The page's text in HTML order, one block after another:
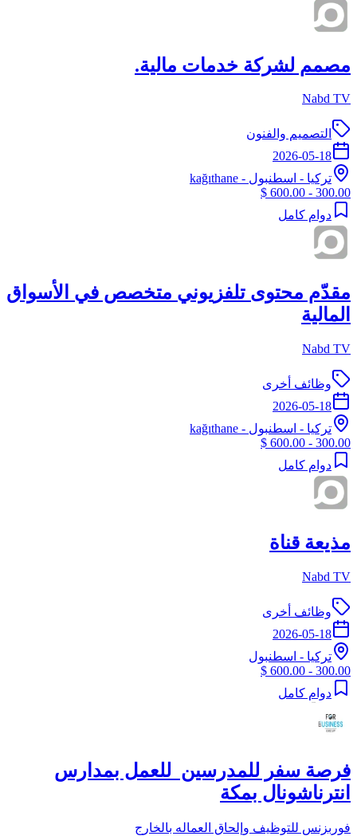
مصمم لشركة خدمات مالية.
Nabd TV
التصميم والفنون
2026-05-18
تركيا - اسطنبول - kağıthane
300.00 - 600.00 $
دوام كامل
مقدّم محتوى تلفزيوني متخصص في الأسواق
المالية
Nabd TV
وظائف أخرى
2026-05-18
تركيا - اسطنبول - kağıthane
300.00 - 600.00 $
دوام كامل
مذيعة قناة
Nabd TV
وظائف أخرى
2026-05-18
تركيا - اسطنبول
300.00 - 600.00 $
دوام كامل
فرصة سفر للمدرسين للعمل بمدارس
انترناشونال بمكة
فوربزنس للتوظيف وإلحاق العماله بالخارج